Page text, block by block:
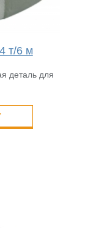
т/6 м
деталь для